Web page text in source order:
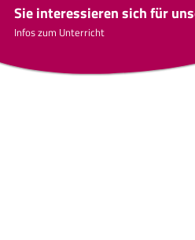
Sie interessieren sich für
Infos zum Unterricht